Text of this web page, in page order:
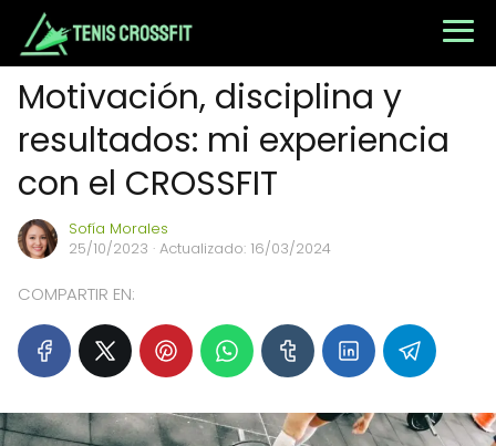
Motivación, disciplina y
resultados: mi experiencia
con el CROSSFIT
Sofía Morales
25/10/2023 · Actualizado: 16/03/2024
COMPARTIR EN: